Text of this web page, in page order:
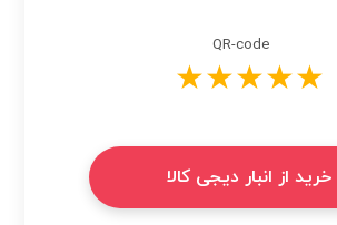
QR-code
★★★★★
خرید از انبار دیجی کالا